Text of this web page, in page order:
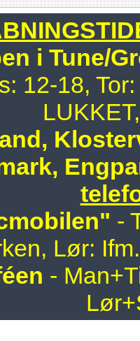
i Tune/
12-18,
-
Lør:
-